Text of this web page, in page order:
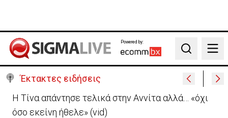
Powered by:
Search
Έκτακτες ειδήσεις
Η Τίνα απάντησε τελικά στην Αννίτα αλλά… «όχι
όσο εκείνη ήθελε» (vid)